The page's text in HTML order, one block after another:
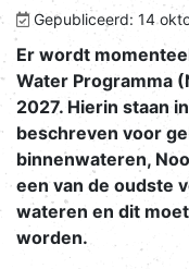
Gepubliceerd: 14
Er wordt
Water Programma
2027. Hierin staan
beschreven voor
binnenwateren,
een van de oudste
wateren en dit
worden.